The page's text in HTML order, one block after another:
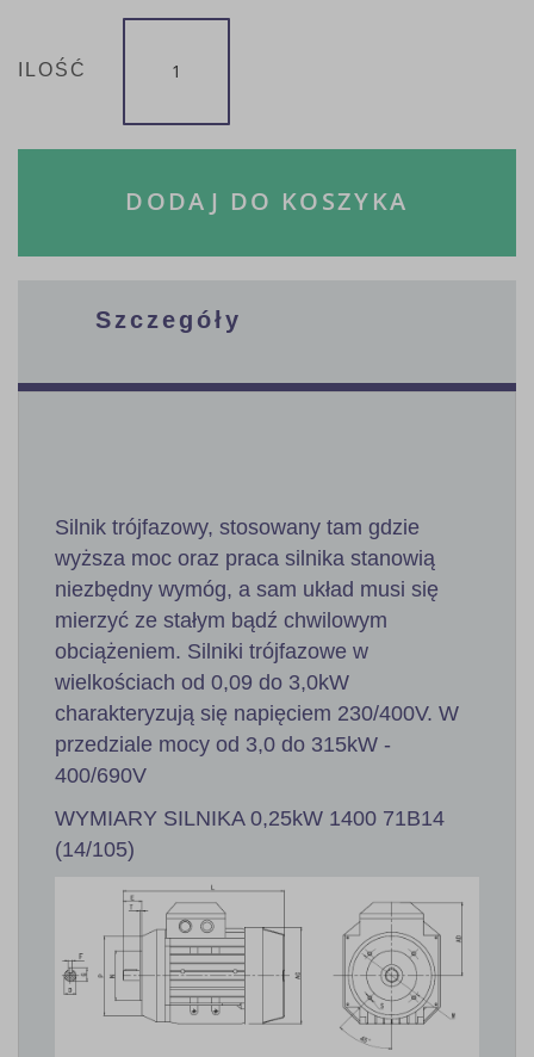
ILOŚĆ
DODAJ DO KOSZYKA
Szczegóły
Silnik trójfazowy, stosowany tam gdzie
wyższa moc oraz praca silnika stanowią
niezbędny wymóg, a sam układ musi się
mierzyć ze stałym bądź chwilowym
obciążeniem. Silniki trójfazowe w
wielkościach od 0,09 do 3,0kW
charakteryzują się napięciem 230/400V. W
przedziale mocy od 3,0 do 315kW -
400/690V
WYMIARY SILNIKA 0,25kW 1400 71B14
(14/105)